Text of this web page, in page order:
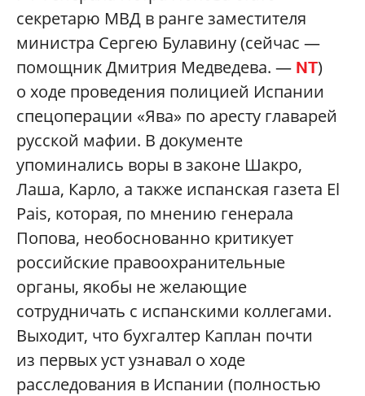
секретарю МВД в ранге заместителя
министра Сергею Булавину (сейчас —
помощник Дмитрия Медведева. — NT)
о ходе проведения полицией Испании
спецоперации «Ява» по аресту главарей
русской мафии. В документе
упоминались воры в законе Шакро,
Лаша, Карло, а также испанская газета El
Pais, которая, по мнению генерала
Попова, необоснованно критикует
российские правоохранительные
органы, якобы не желающие
сотрудничать с испанскими коллегами.
Выходит, что бухгалтер Каплан почти
из первых уст узнавал о ходе
расследования в Испании (полностью